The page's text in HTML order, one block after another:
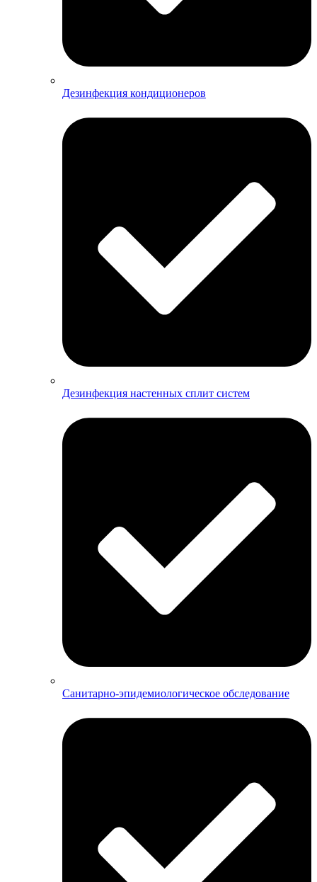
Дезинфекция кондиционеров
Дезинфекция настенных сплит систем
Санитарно-эпидемиологическое обследование